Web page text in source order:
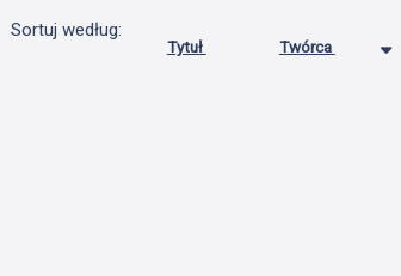
Sortuj według:
Tytuł Twórca